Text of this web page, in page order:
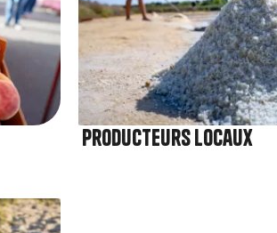
Producteurs locaux